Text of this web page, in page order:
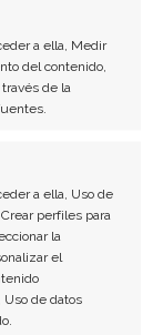
a ella, Medir
del contenido,
de la
a ella, Uso de
perfiles para
la
el
Uso de datos
en
→